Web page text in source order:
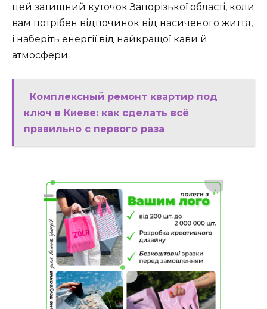
цей затишний куточок Запорізької області, коли
вам потрібен відпочинок від насиченого життя,
і наберіть енергії від найкращої кави й
атмосфери.
Комплексный ремонт квартир под
ключ в Киеве: как сделать всё
правильно с первого раза